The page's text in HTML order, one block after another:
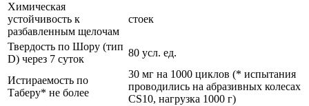
Химическая
устойчивость к
разбавленным щелочам
стоек
Твердость по Шору (тип
D) через 7 суток
80 усл. ед.
Истираемость по
Таберу* не более
30 мг на 1000 циклов (* испытания
проводились на абразивных колесах
CS10, нагрузка 1000 г)